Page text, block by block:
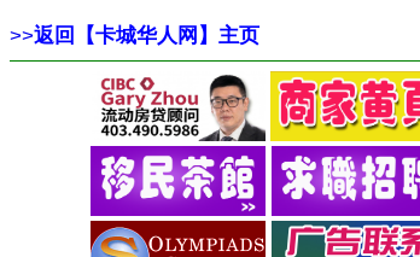
>>返回【卡城华人网】主页